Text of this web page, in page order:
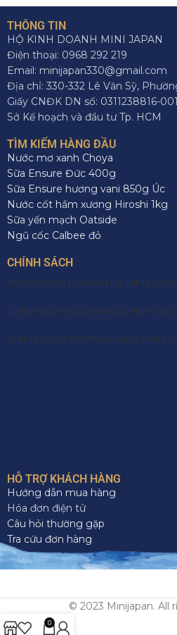
THÔNG TIN
HỘ KINH DOANH MINI JAPAN
Điện thoại: 0968 292 219
Email: minijapan330@gmail.com
Địa chỉ: 330-332 Lê Văn Sỹ,
Giấy CNĐK DN số: 0311238816-
Sở Kế hoạch và đầu tư Tp. HCM
TÌM KIẾM HÀNG ĐẦU
Nước mơ xanh Choya
Sữa Ensure Đức 400g
Sữa Ensure hương vani 850g Úc
Nước cốt hầm xương Hiroshi 1kg
Sữa yến mạch Oatside
Ngũ cốc Calbee đỏ
CHÍNH SÁCH
HƯỚNG DẪN MUA HÀNGCHÍNH
CHÍNH SÁCH GIAO HÀNGCHÍNH
CHÍNH SÁCH ĐỔI TRẢ HÀNGCHÍNH
HỖ TRỢ KHÁCH HÀNG
Hướng dẫn mua hàng
Hóa đơn điện tử
Câu hỏi thường gặp
Tra cứu đơn hàng
© 2023 Minijapan. All
0